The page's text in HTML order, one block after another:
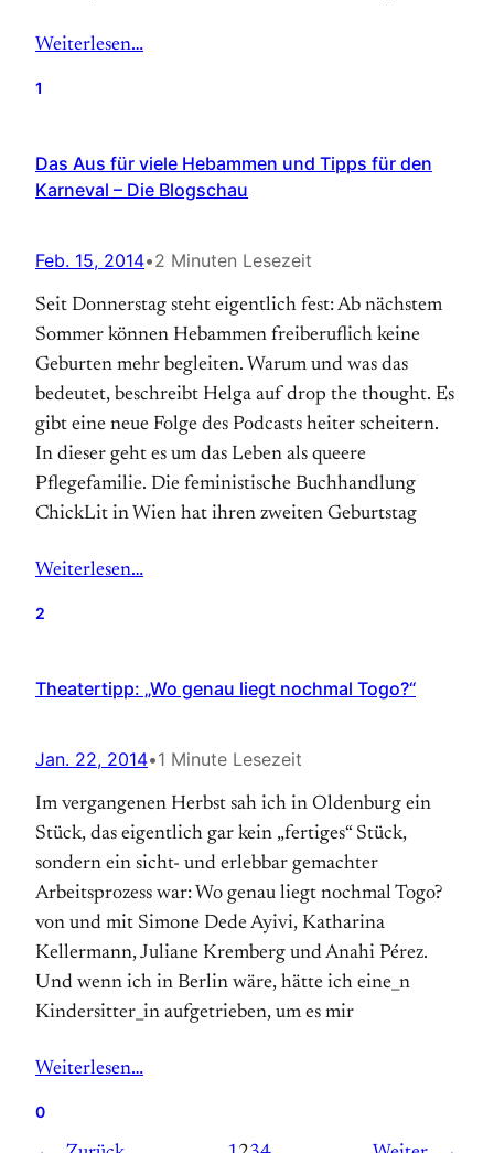
Weiterlesen…
1
Das Aus für viele Hebammen und Tipps für den
Karneval – Die Blogschau
Feb. 15, 2014•2 Minuten Lesezeit
Seit Donnerstag steht eigentlich fest: Ab nächstem
Sommer können Hebammen freiberuflich keine
Geburten mehr begleiten. Warum und was das
bedeutet, beschreibt Helga auf drop the thought. Es
gibt eine neue Folge des Podcasts heiter scheitern.
In dieser geht es um das Leben als queere
Pflegefamilie. Die feministische Buchhandlung
ChickLit in Wien hat ihren zweiten Geburtstag
Weiterlesen…
2
Theatertipp: „Wo genau liegt nochmal Togo?“
Jan. 22, 2014•1 Minute Lesezeit
Im vergangenen Herbst sah ich in Oldenburg ein
Stück, das eigentlich gar kein „fertiges“ Stück,
sondern ein sicht- und erlebbar gemachter
Arbeitsprozess war: Wo genau liegt nochmal Togo?
von und mit Simone Dede Ayivi, Katharina
Kellermann, Juliane Kremberg und Anahi Pérez.
Und wenn ich in Berlin wäre, hätte ich eine_n
Kindersitter_in aufgetrieben, um es mir
Weiterlesen…
0